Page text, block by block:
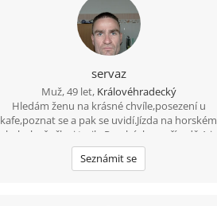
servaz
Muž, 49 let, Královéhradecký
Hledám ženu na krásné chvíle,posezení u
kafe,poznat se a pak se uvidí.Jízda na horském
kole ,lesňačky i traily.Procházka v přírodě.A i
jiné...
Seznámit se